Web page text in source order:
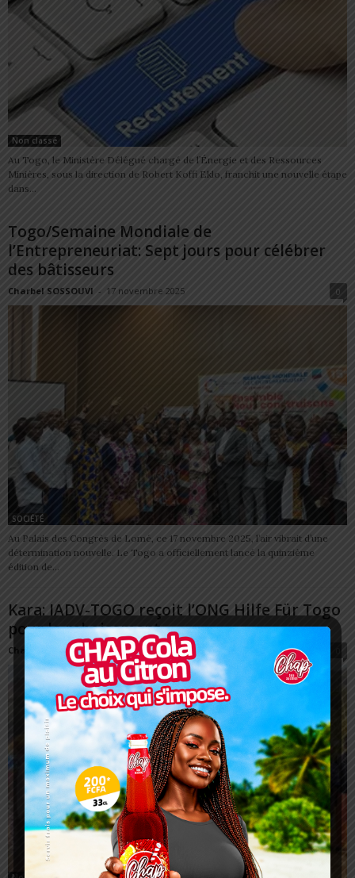
Non classé
Au Togo, le Ministère Délégué chargé de l’Énergie et des Ressources
Minières, sous la direction de Robert Koffi Eklo, franchit une nouvelle étape
dans...
Togo/Semaine Mondiale de
l’Entrepreneuriat: Sept jours pour célébrer
des bâtisseurs
Charbel SOSSOUVI - 17 novembre 2025 0
SOCIÉTÉ
Au Palais des Congrès de Lomé, ce 17 novembre 2025, l’air vibrait d’une
détermination nouvelle. Le Togo a officiellement lancé la quinzième
édition de...
Kara: IADV-TOGO reçoit l’ONG Hilfe Für Togo
pour le reboisement
Charbel SOSSOUVI - 17 novembre 2025